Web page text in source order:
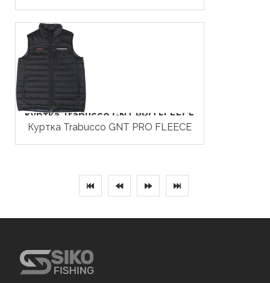
Куртка Trabucco GNT PRO FLEECE
Куртка Trabucco GNT PRO FLEECE